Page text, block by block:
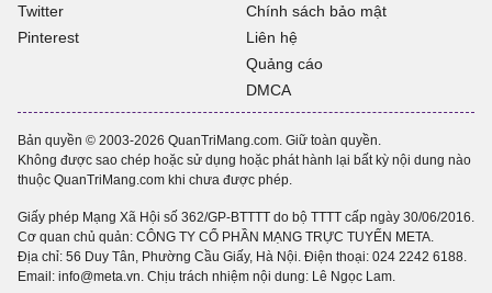
Twitter
Pinterest
Chính sách bảo mật
Liên hệ
Quảng cáo
DMCA
Bản quyền © 2003-2026 QuanTriMang.com. Giữ toàn quyền.
Không được sao chép hoặc sử dụng hoặc phát hành lại bất kỳ nội dung nào
thuộc QuanTriMang.com khi chưa được phép.
Giấy phép Mạng Xã Hội số 362/GP-BTTTT do bộ TTTT cấp ngày 30/06/2016.
Cơ quan chủ quản: CÔNG TY CỔ PHẦN MẠNG TRỰC TUYẾN META.
Địa chỉ: 56 Duy Tân, Phường Cầu Giấy, Hà Nội. Điện thoại: 024 2242 6188
Email: info@meta.vn. Chịu trách nhiệm nội dung: Lê Ngọc Lam.